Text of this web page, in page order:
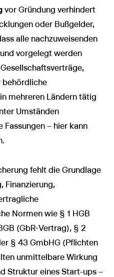
vor Gründung verhindert
oder Bußgelder,
alle nachzuweisenden
vorgelegt werden
behördliche
mehreren Ländern tätig
Umständen
– hier kann
fehlt die Grundlage
Finanzierung,
Normen wie § 1 HGB
(GbR-Vertrag), § 2
§ 43 GmbHG (Pflichten
unmittelbare Wirkung
Struktur eines Start-ups –